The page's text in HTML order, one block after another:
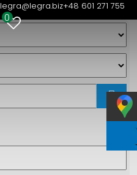
legra@legra.biz+48 601 271 755
0
mapa